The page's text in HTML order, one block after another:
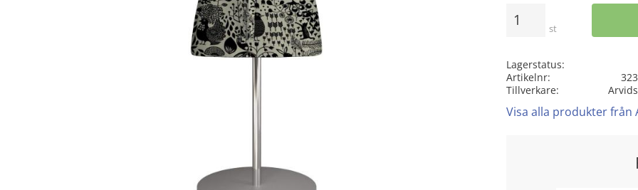
st
Lagerstatus
Artikelnr
Tillverkare
Visa alla produkter från